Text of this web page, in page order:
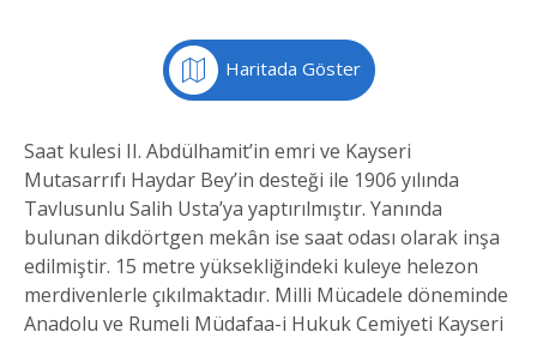
Haritada Göster
Saat kulesi II. Abdülhamit’in emri ve Kayseri
Mutasarrıfı Haydar Bey’in desteği ile 1906 yılında
Tavlusunlu Salih Usta’ya yaptırılmıştır. Yanında
bulunan dikdörtgen mekân ise saat odası olarak inşa
edilmiştir. 15 metre yüksekliğindeki kuleye helezon
merdivenlerle çıkılmaktadır. Milli Mücadele döneminde
Anadolu ve Rumeli Müdafaa-i Hukuk Cemiyeti Kayseri